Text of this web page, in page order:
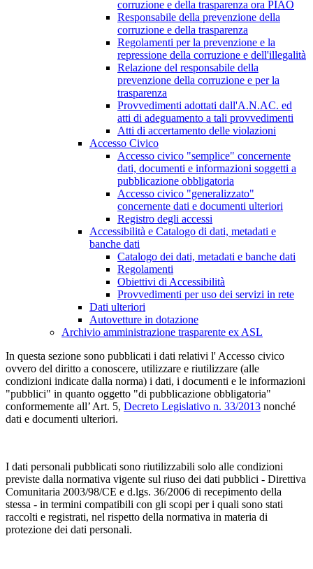
corruzione e della trasparenza ora PIAO
Responsabile della prevenzione della
corruzione e della trasparenza
Regolamenti per la prevenzione e la
repressione della corruzione e dell'illegalità
Relazione del responsabile della
prevenzione della corruzione e per la
trasparenza
Provvedimenti adottati dall'A.N.AC. ed
atti di adeguamento a tali provvedimenti
Atti di accertamento delle violazioni
Accesso Civico
Accesso civico "semplice" concernente
dati, documenti e informazioni soggetti a
pubblicazione obbligatoria
Accesso civico "generalizzato"
concernente dati e documenti ulteriori
Registro degli accessi
Accessibilità e Catalogo di dati, metadati e
banche dati
Catalogo dei dati, metadati e banche dati
Regolamenti
Obiettivi di Accessibilità
Provvedimenti per uso dei servizi in rete
Dati ulteriori
Autovetture in dotazione
Archivio amministrazione trasparente ex ASL
In questa sezione sono pubblicati i dati relativi l' Accesso civico
ovvero del diritto a conoscere, utilizzare e riutilizzare (alle
condizioni indicate dalla norma) i dati, i documenti e le informazioni
"pubblici" in quanto oggetto "di pubblicazione obbligatoria"
conformemente all’ Art. 5, Decreto Legislativo n. 33/2013 nonché
dati e documenti ulteriori.
I dati personali pubblicati sono riutilizzabili solo alle condizioni
previste dalla normativa vigente sul riuso dei dati pubblici - Direttiva
Comunitaria 2003/98/CE e d.lgs. 36/2006 di recepimento della
stessa - in termini compatibili con gli scopi per i quali sono stati
raccolti e registrati, nel rispetto della normativa in materia di
protezione dei dati personali.